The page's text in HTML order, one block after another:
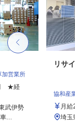
営業所
★経
武伊勢
...
リサ
協和産
月
埼玉